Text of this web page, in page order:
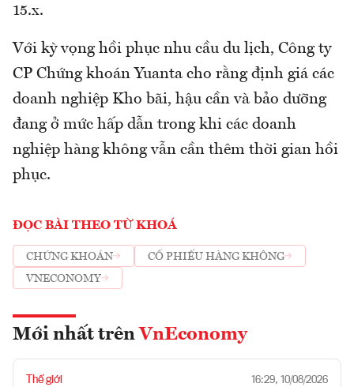
15.x.
Với kỳ vọng hồi phục nhu cầu du lịch, Công ty
CP Chứng khoán Yuanta cho rằng định giá các
doanh nghiệp Kho bãi, hậu cần và bảo dưỡng
đang ở mức hấp dẫn trong khi các doanh
nghiệp hàng không vẫn cần thêm thời gian hồi
phục.
ĐỌC BÀI THEO TỪ KHOÁ
CHỨNG KHOÁN
CỔ PHIẾU HÀNG KHÔNG
VNECONOMY
Mới nhất trên VnEconomy
Thế giới 16:29, 10/08/2026